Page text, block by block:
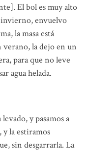
El bol es muy alto
invierno, envuelvo
la masa está
verano, la dejo en un
para que no leve
agua helada.
y pasamos a
y la estiramos
sin desgarrarla. La